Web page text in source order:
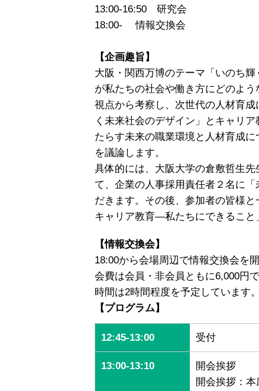
13:00-16:50 研究会
18:00- 情報交換会
【企画趣旨】
大阪・関西万博のテーマ「いのち
が私たちの社会や働き方にどのよ
視点から考察し、次世代の人材育
く未来社会のデザイン」とキャリ
たらす未来の職業環境と人材育成
を議論します。
具体的には、大阪大学の倉敷哲生
て、企業の人事採用責任者２名に
だきます。その後、参加者の皆様
キャリア教育—私たちにできること
【情報交換会】
18:00から会場周辺で情報交換会を
会費は会員・非会員ともに6,000円で
時間は2時間程度を予定しています
【プログラム】
12:45-13:00 受付
13:00-13:10
開会挨拶
開会挨拶：